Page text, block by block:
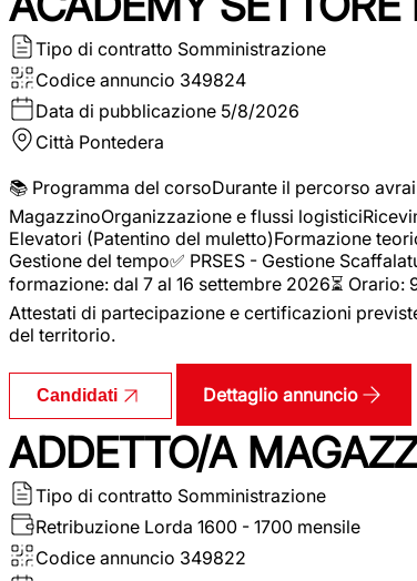
Tipo di contratto Somministrazione
Codice annuncio 349824
Data di pubblicazione 5/8/2026
Città Pontedera
📚 Programma del corsoDurante il percorso
MagazzinoOrganizzazione e flussi
Elevatori (Patentino del muletto)Formazione
Gestione del tempo✅ PRSES - Gestione
formazione: dal 7 al 16 settembre 2026⏳
Attestati di partecipazione e certificazioni
del territorio.
Candidati Dettaglio annuncio
ADDETTO/A
Tipo di contratto Somministrazione
Retribuzione Lorda 1600 - 1700 mensile
Codice annuncio 349822